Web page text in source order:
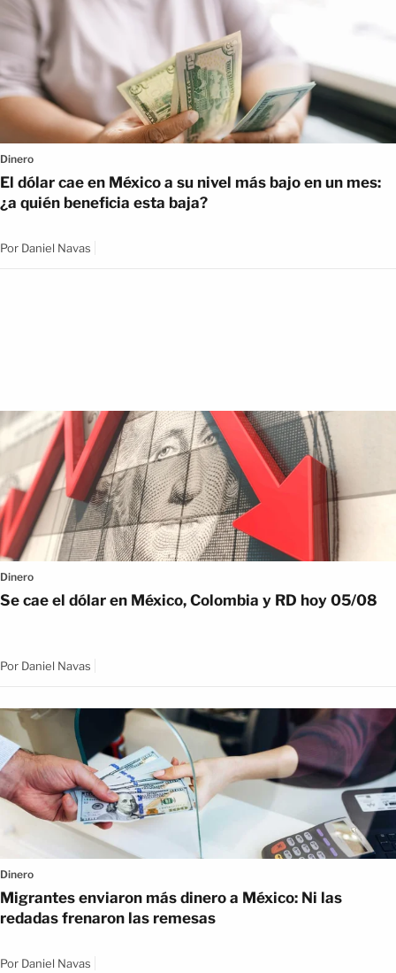
Dinero
El dólar cae en México a su nivel más bajo en un mes:
¿a quién beneficia esta baja?
Por Daniel Navas
Dinero
Se cae el dólar en México, Colombia y RD hoy 05/08
Por Daniel Navas
Dinero
Migrantes enviaron más dinero a México: Ni las
redadas frenaron las remesas
Por Daniel Navas